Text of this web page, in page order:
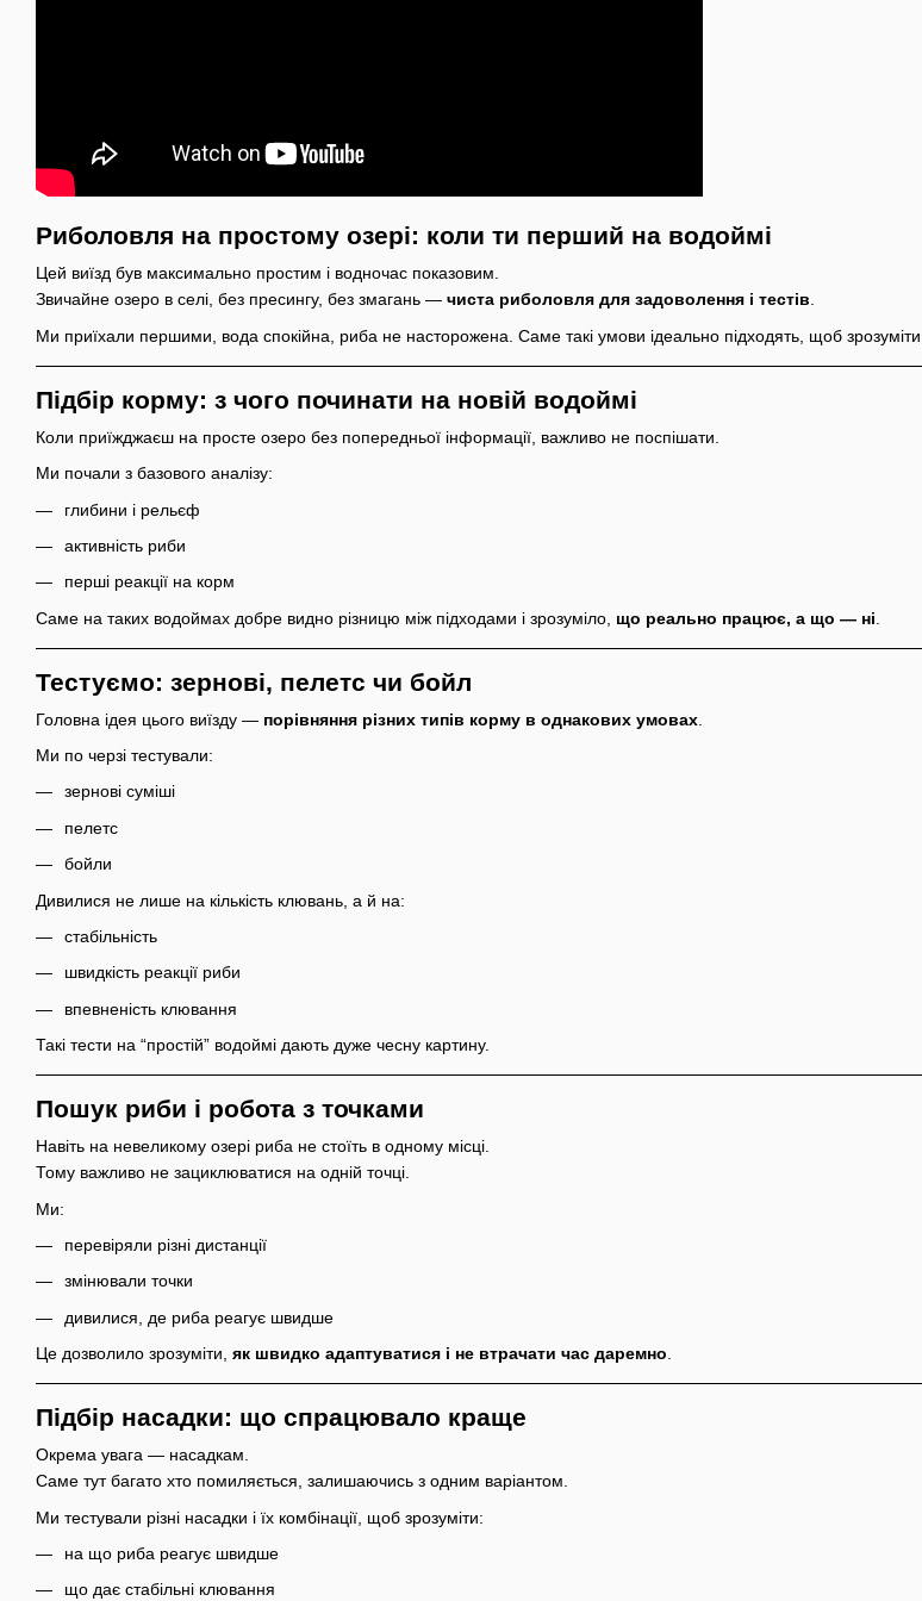
Риболовля на простому озері: коли ти перший на водоймі
Цей виїзд був максимально простим і водночас показовим.
Звичайне озеро в селі, без пресингу, без змагань — чиста риболовля для задоволення і тестів.
Ми приїхали першими, вода спокійна, риба не насторожена. Саме такі умови ідеально підходять, щоб зрозуміти,
Підбір корму: з чого починати на новій водоймі
Коли приїжджаєш на просте озеро без попередньої інформації, важливо не поспішати.
Ми почали з базового аналізу:
глибини і рельєф
активність риби
перші реакції на корм
Саме на таких водоймах добре видно різницю між підходами і зрозуміло, що реально працює, а що — ні
Тестуємо: зернові, пелетс чи бойл
Головна ідея цього виїзду — порівняння різних типів корму в однакових умовах
Ми по черзі тестували:
зернові суміші
пелетс
бойли
Дивилися не лише на кількість клювань, а й на:
стабільність
швидкість реакції риби
впевненість клювання
Такі тести на “простій” водоймі дають дуже чесну картину.
Пошук риби і робота з точками
Навіть на невеликому озері риба не стоїть в одному місці.
Тому важливо не зациклюватися на одній точці.
Ми:
перевіряли різні дистанції
змінювали точки
дивилися, де риба реагує швидше
Це дозволило зрозуміти, як швидко адаптуватися і не втрачати час даремно
Підбір насадки: що спрацювало краще
Окрема увага — насадкам.
Саме тут багато хто помиляється, залишаючись з одним варіантом.
Ми тестували різні насадки і їх комбінації, щоб зрозуміти:
на що риба реагує швидше
що дає стабільні клювання